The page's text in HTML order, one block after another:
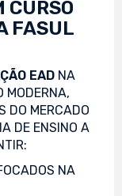
CURSO
FASUL
EAD NA
MODERNA,
DO MERCADO
DE ENSINO A
NA